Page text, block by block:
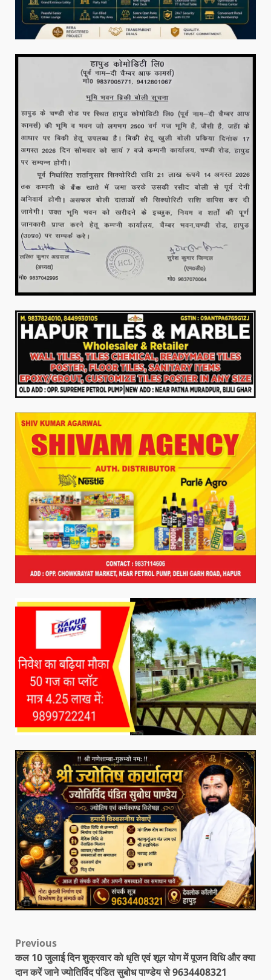
Previous
कल 10 जुलाई दिन शुक्रवार को धृति एवं शूल योग में पूजन विधि और क्या
दान करें जाने ज्योतिर्विद पंडित सुबोध पाण्डेय से 9634408321